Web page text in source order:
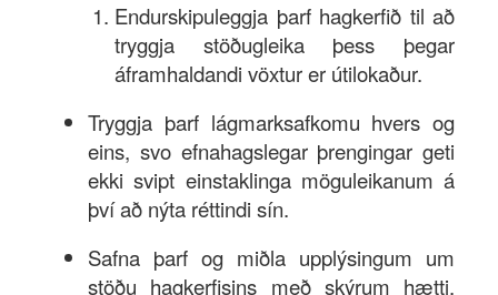
Endurskipuleggja þarf hagkerfið til að
tryggja stöðugleika þess þegar
áframhaldandi vöxtur er útilokaður.
Tryggja þarf lágmarksafkomu hvers og
eins, svo efnahagslegar þrengingar geti
ekki svipt einstaklinga möguleikanum á
því að nýta réttindi sín.
Safna þarf og miðla upplýsingum um
stöðu hagkerfisins með skýrum hætti.